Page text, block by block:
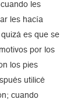
les
les hacía
es que se
por los
los pies
utilicé
cuando